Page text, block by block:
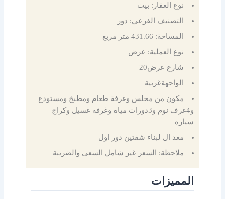
نوع العقار: بيت
التصنيف الفرعي: دور
المساحة: 431.66 متر مربع
نوع العملية: عرض
شارع عرض20
الواجهةغربية
مكون من مجلس وغرفة طعام ومطبخ ومستودع
و4غرف نوم و3دورات مياه وغرفه غسيل وكراج
سياره
معد ال لبناء شقتين دور اول
ملاحظة: السعر غير شامل السعى والضريبة
المميزات